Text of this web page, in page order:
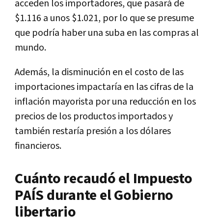
acceden los importadores, que pasará de
$1.116 a unos $1.021, por lo que se presume
que podría haber una suba en las compras al
mundo.
Además, la disminución en el costo de las
importaciones impactaría en las cifras de la
inflación mayorista por una reducción en los
precios de los productos importados y
también restaría presión a los dólares
financieros.
Cuánto recaudó el Impuesto
PAÍS durante el Gobierno
libertario